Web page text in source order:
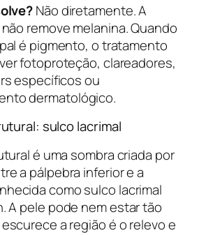
Não diretamente. A
remove melanina. Quando
é pigmento, o tratamento
fotoproteção, clareadores,
específicos ou
dermatológico.
sulco lacrimal
é uma sombra criada por
a pálpebra inferior e a
como sulco lacrimal
. A pele pode nem estar tão
a região é o relevo e